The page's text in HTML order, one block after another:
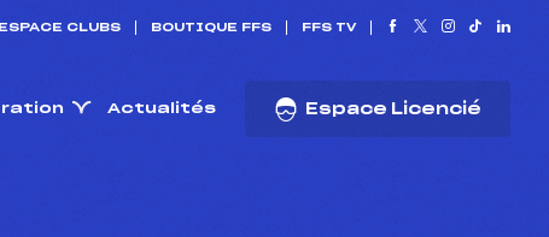
ESPACE CLUBS BOUTIQUE FFS FFS TV
Actualités Espace Licencié